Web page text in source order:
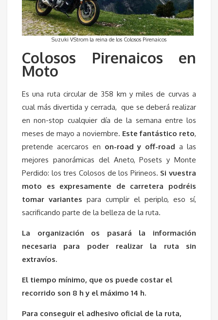
Suzuki VStrom la reina de los Colosos Pirenaicos
Colosos Pirenaicos en
Moto
Es una ruta circular de 358 km y miles de curvas a
cual más divertida y cerrada, que se deberá realizar
en non-stop cualquier día de la semana entre los
meses de mayo a noviembre. Este fantástico reto,
pretende acercaros en on-road y off-road a las
mejores panorámicas del Aneto, Posets y Monte
Perdido: los tres Colosos de los Pirineos. Si vuestra
moto es expresamente de carretera podréis
tomar variantes para cumplir el periplo, eso sí,
sacrificando parte de la belleza de la ruta.
La organización os pasará la información
necesaria para poder realizar la ruta sin
extravíos.
El tiempo mínimo, que os puede costar el
recorrido son 8 h y el máximo 14 h.
Para conseguir el adhesivo oficial de la ruta,